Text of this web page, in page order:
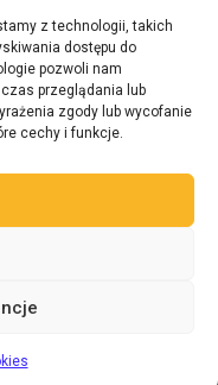
z technologii, takich
dostępu do
pozwoli nam
przeglądania lub
zgody lub wycofanie
cechy i funkcje.